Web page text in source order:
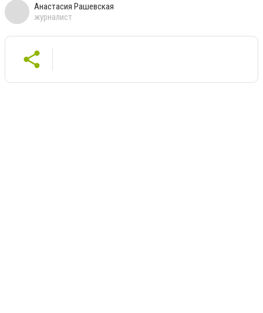
Анастасия Рашевская
журналист